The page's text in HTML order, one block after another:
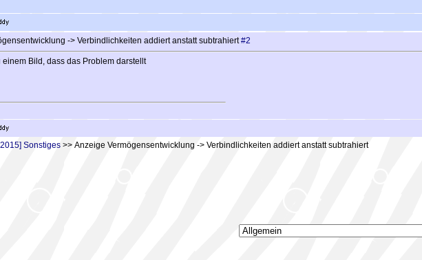
-> Verbindlichkeiten addiert anstatt subtrahiert#2
Bild, dass das Problem darstellt
Sonstiges >> Anzeige Vermögensentwicklung -> Verbindlichkeiten addiert anstatt subtrahiert